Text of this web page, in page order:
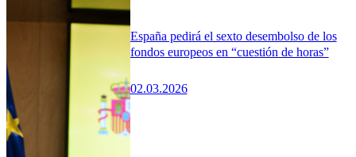
España pedirá el sexto desembolso de los
fondos europeos en “cuestión de horas”
02.03.2026